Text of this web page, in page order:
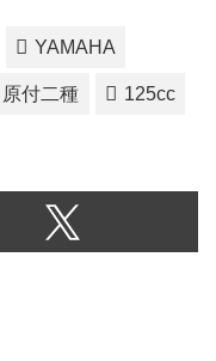
YAMAHA
原付二種 125cc